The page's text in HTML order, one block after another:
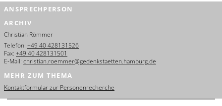
Français
Dansk
Español
ANSPRECHPERSON
ARCHIV
Christian Römmer
Telefon: +49 40 428131526
Fax: +49 40 428131501
E-Mail: christian.roemmer@gedenkstaetten.hamburg.de
MEHR ZUM THEMA
Kontaktformular zur Personenrecherche